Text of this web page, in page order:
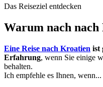
Das Reiseziel entdecken
Warum nach
Eine Reise nach Kroatien ist
Erfahrung, wenn Sie einige
behalten.
Ich empfehle es Ihnen, wenn...